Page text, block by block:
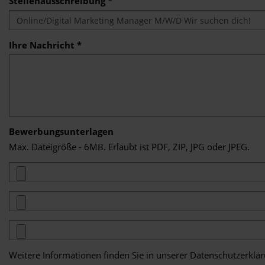
Ihre Nachricht *
Bewerbungsunterlagen
Max. Dateigröße - 6MB. Erlaubt ist PDF, ZIP, JPG oder JPEG.
Weitere Informationen finden Sie in unserer